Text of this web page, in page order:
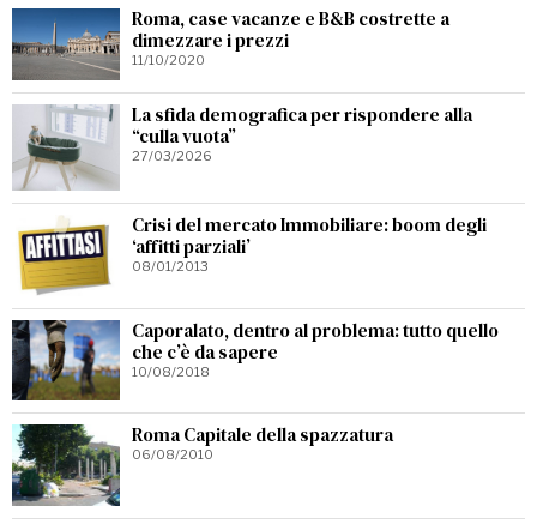
Roma, case vacanze e B&B costrette a
dimezzare i prezzi
11/10/2020
La sfida demografica per rispondere alla
“culla vuota”
27/03/2026
Crisi del mercato Immobiliare: boom degli
‘affitti parziali’
08/01/2013
Caporalato, dentro al problema: tutto quello
che c’è da sapere
10/08/2018
Roma Capitale della spazzatura
06/08/2010